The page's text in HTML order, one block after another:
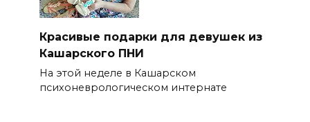
Красивые подарки для девушек из
Кашарского ПНИ
На этой неделе в Кашарском
психоневрологическом интернате